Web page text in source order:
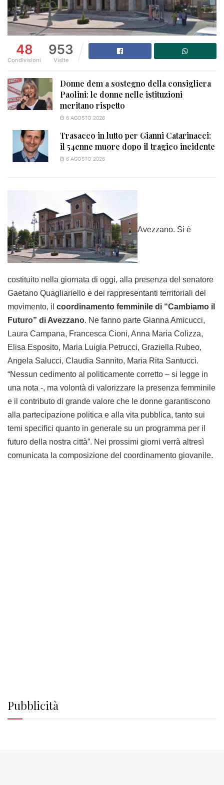
48
Condivisioni
953
Visite
Donne dem a sostegno della consigliera
Paolini: le donne nelle istituzioni
meritano rispetto
6 AGOSTO 2026
Trasacco in lutto per Gianni Catarinacci:
il 54enne muore dopo il tragico incidente
6 AGOSTO 2026
Avezzano. Si è
costituito nella giornata di oggi, alla presenza del senatore
Gaetano Quagliariello e dei rappresentanti territoriali del
movimento, il coordinamento femminile di “Cambiamo il
Futuro” di Avezzano. Ne fanno parte Gianna Amicucci,
Laura Campana, Francesca Cioni, Anna Maria Colizza,
Elisa Esposito, Maria Luigia Petrucci, Graziella Rubeo,
Angela Salucci, Claudia Sannito, Maria Rita Santucci.
“Nessun cedimento al politicamente corretto – si legge in
una nota -, ma volontà di valorizzare la presenza femminile
e il contributo di grande valore che le donne garantiscono
alla partecipazione politica e alla vita pubblica, tanto sui
temi specifici quanto in generale su un programma per il
futuro della nostra città”. Nei prossimi giorni verrà altresì
comunicata la composizione del coordinamento giovanile.
Pubblicità